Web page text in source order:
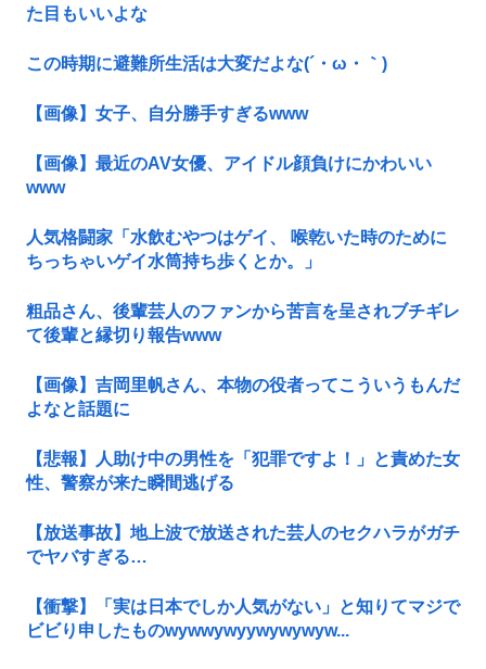
た目もいいよな
この時期に避難所生活は大変だよな(´・ω・｀)
【画像】女子、自分勝手すぎるwww
【画像】最近のAV女優、アイドル顔負けにかわいい
www
人気格闘家「水飲むやつはゲイ、 喉乾いた時のために
ちっちゃいゲイ水筒持ち歩くとか。」
粗品さん、後輩芸人のファンから苦言を呈されブチギレ
て後輩と縁切り報告www
【画像】吉岡里帆さん、本物の役者ってこういうもんだ
よなと話題に
【悲報】人助け中の男性を「犯罪ですよ！」と責めた女
性、警察が来た瞬間逃げる
【放送事故】地上波で放送された芸人のセクハラがガチ
でヤバすぎる…
【衝撃】「実は日本でしか人気がない」と知りてマジで
ビビり申したものwywwywyywywywyw...